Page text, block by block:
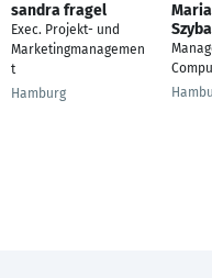
sandra fragel
Exec. Projekt- und
Marketingmanagemen
t
Hamburg
Szyba